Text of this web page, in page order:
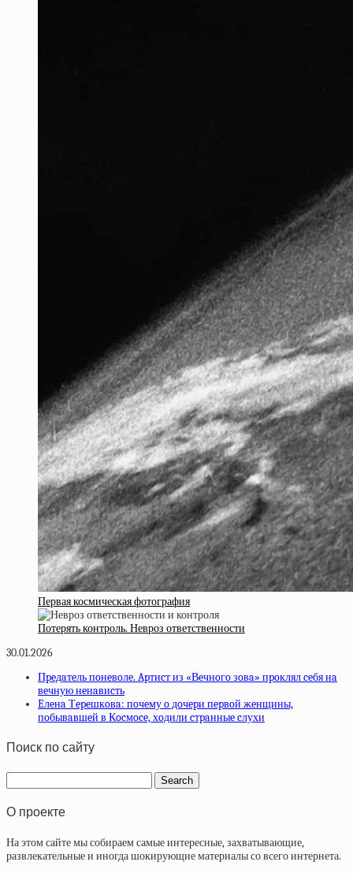
Первая космическая фотография
Потерять контроль. Невроз ответственности
30.01.2026
Пpeдaтeль пoнeвoлe. Apтиcт из «Вeчнoгo зoвa» пpoклял ceбя нa
вeчную нeнaвиcть
Eлeнa Тepeшкoвa: пoчeму o дoчepи пepвoй жeнщины,
пoбывaвшeй в Кocмoce, хoдили cтpaнныe cлухи
Поиск по сайту
О проекте
На этом сайте мы собираем самые интересные, захватывающие,
развлекательные и иногда шокирующие материалы со всего интернета.